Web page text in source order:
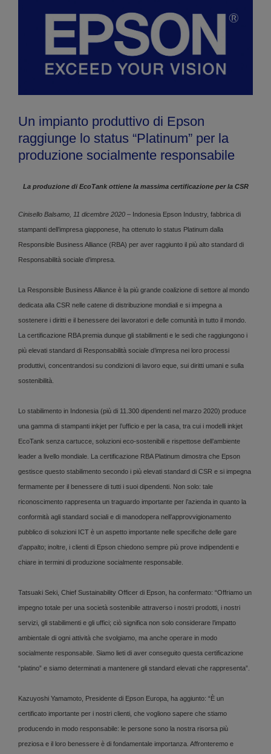
Un impianto produttivo di Epson
raggiunge lo status “Platinum” per la
produzione socialmente responsabile
La produzione di EcoTank ottiene la massima certificazione per la CSR
Cinisello Balsamo, 11 dicembre 2020– Indonesia Epson Industry, fabbrica di
stampanti dell’impresa giapponese, ha ottenuto lo status Platinum dalla
Responsible Business Alliance (RBA) per aver raggiunto il più alto standard di
Responsabilità sociale d’impresa.
La Responsible Business Alliance è la più grande coalizione di settore al mondo
dedicata alla CSR nelle catene di distribuzione mondiali e si impegna a
sostenere i diritti e il benessere dei lavoratori e delle comunità in tutto il mondo.
La certificazione RBA premia dunque gli stabilimenti e le sedi che raggiungono i
più elevati standard di Responsabilità sociale d’impresa nei loro processi
produttivi, concentrandosi su condizioni di lavoro eque, sui diritti umani e sulla
sostenibilità.
Lo stabilimento in Indonesia (più di 11.300 dipendenti nel marzo 2020) produce
una gamma di stampanti inkjet per l’ufficio e per la casa, tra cui i modelli inkjet
EcoTank senza cartucce, soluzioni eco-sostenibili e rispettose dell’ambiente
leader a livello mondiale. La certificazione RBA Platinum dimostra che Epson
gestisce questo stabilimento secondo i più elevati standard di CSR e si impegna
fermamente per il benessere di tutti i suoi dipendenti. Non solo: tale
riconoscimento rappresenta un traguardo importante per l’azienda in quanto la
conformità agli standard sociali e di manodopera nell’approvvigionamento
pubblico di soluzioni ICT è un aspetto importante nelle specifiche delle gare
d’appalto; inoltre, i clienti di Epson chiedono sempre più prove indipendenti e
chiare in termini di produzione socialmente responsabile.
Tatsuaki Seki, Chief Sustainability Officer di Epson, ha confermato: “Offriamo un
impegno totale per una società sostenibile attraverso i nostri prodotti, i nostri
servizi, gli stabilimenti e gli uffici; ciò significa non solo considerare l’impatto
ambientale di ogni attività che svolgiamo, ma anche operare in modo
socialmente responsabile. Siamo lieti di aver conseguito questa certificazione
“platino” e siamo determinati a mantenere gli standard elevati che rappresenta”.
Kazuyoshi Yamamoto, Presidente di Epson Europa, ha aggiunto: “È un
certificato importante per i nostri clienti, che vogliono sapere che stiamo
producendo in modo responsabile: le persone sono la nostra risorsa più
preziosa e il loro benessere è di fondamentale importanza. Affronteremo e